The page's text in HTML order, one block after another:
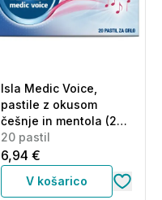
Isla Medic Voice,
pastile z okusom
češnje in mentola (20
pastil)
20 pastil
6,94 €
V košarico